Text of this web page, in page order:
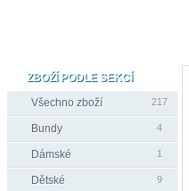
ZBOŽÍ PODLE SEKCÍ
Všechno zboží
217
Bundy 4
Dámské 1
Dětské 9